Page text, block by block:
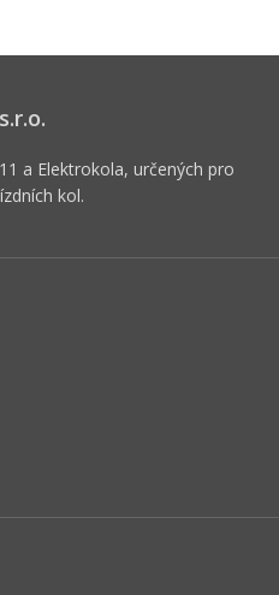
a Elektrokola, určených pro
kol.